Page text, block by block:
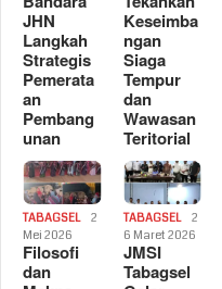
JHN
Langkah
Strategis
Pemerata
an
Pembang
unan
Keseimba
ngan
Siaga
Tempur
dan
Wawasan
Teritorial
TABAGSEL
2
Mei 2026
Filosofi
dan
TABAGSEL
2
6 Maret 2026
JMSI
Tabagsel